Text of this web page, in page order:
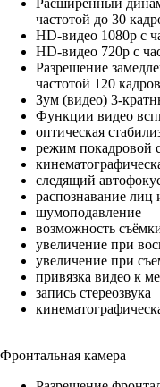
Расширенный
частотой до 30
HD-видео 1080p с
HD-видео 720p с
Разрешение
частотой 120
Зум (видео) 3-
Функции видео
оптическая
режим покадровой
следящий
распознавание лиц
шумоподавление
возможность
увеличение при
увеличение при
привязка видео к
запись стереозвука
Фронтальная камера